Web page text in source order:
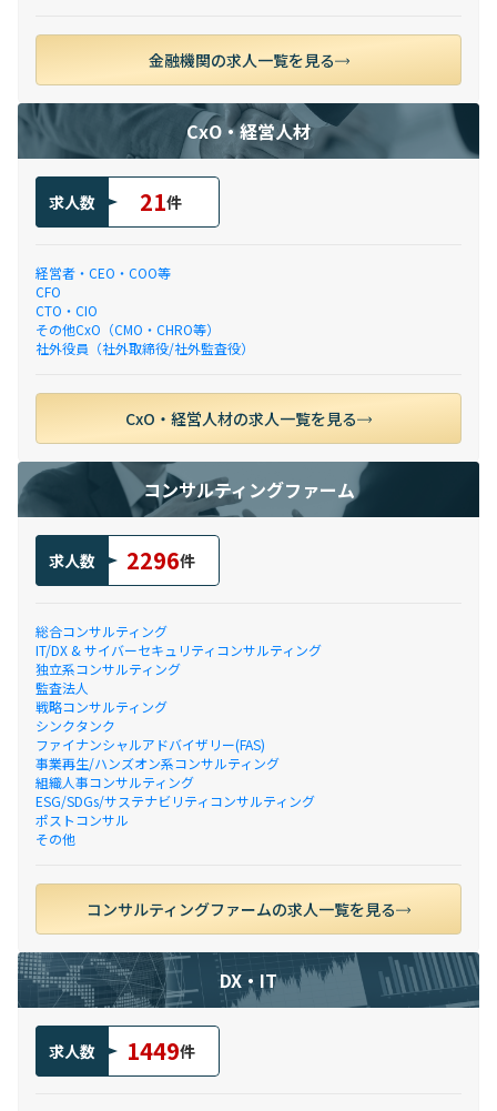
金融機関の求人一覧を見る
CxO・経営人材
求人数 21件
経営者・CEO・COO等
CFO
CTO・CIO
その他CxO（CMO・CHRO等）
社外役員（社外取締役/社外監査役）
CxO・経営人材の求人一覧を見る
コンサルティングファーム
求人数 2296件
総合コンサルティング
IT/DX & サイバーセキュリティコンサルティング
独立系コンサルティング
監査法人
戦略コンサルティング
シンクタンク
ファイナンシャルアドバイザリー(FAS)
事業再生/ハンズオン系コンサルティング
組織人事コンサルティング
ESG/SDGs/サステナビリティコンサルティング
ポストコンサル
その他
コンサルティングファームの求人一覧を見る
DX・IT
求人数 1449件